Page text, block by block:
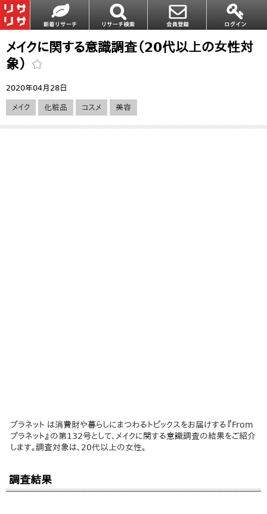
メイクに関する意識調査（20代以上の女性対
象）
2020年04月28日
メイク 化粧品 コスメ 美容
プラネット は消費財や暮らしにまつわるトピックスをお届けする『From
プラネット』の第132号として、メイクに関する意識調査の結果をご紹介
します。調査対象は、20代以上の女性。
調査結果